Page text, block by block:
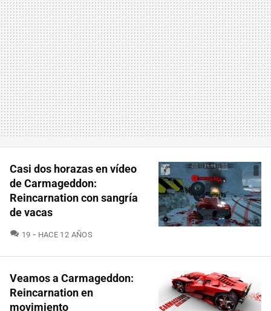
Casi dos horazas en vídeo
de Carmageddon:
Reincarnation con sangría
de vacas
19 COMENTARIOS
HACE 12 AÑOS
Veamos a Carmageddon:
Reincarnation en
movimiento